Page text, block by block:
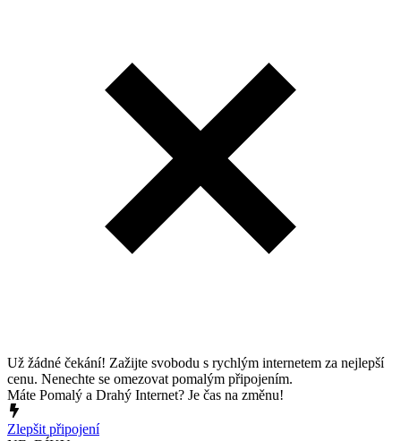
Už žádné čekání! Zažijte svobodu s rychlým internetem za nejlepší
cenu. Nenechte se omezovat pomalým připojením.
Máte Pomalý a Drahý Internet? Je čas na změnu!
Zlepšit připojení